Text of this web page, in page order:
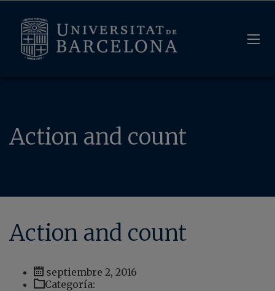
Action and count
Action and count
septiembre 2, 2016
Categoría: